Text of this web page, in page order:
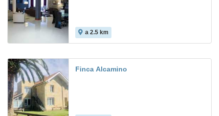
a 2.5 km
Finca Alcamino